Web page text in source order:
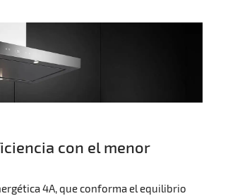
con el menor
4A, que conforma el equilibrio